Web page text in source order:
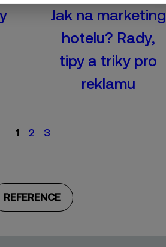
Jak na marketing
hotelu? Rady,
tipy a triky pro
reklamu
1 2 3
REFERENCE